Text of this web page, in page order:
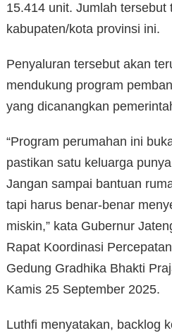
15.414 unit. Jumlah tersebut
kabupaten/kota provinsi ini.
Penyaluran tersebut akan
mendukung program
yang dicanangkan
“Program perumahan ini
pastikan satu keluarga
Jangan sampai bantuan
tapi harus benar-benar
miskin,” kata Gubernur
Rapat Koordinasi
Gedung Gradhika Bhakti
Kamis 25 September 2025.
Luthfi menyatakan, backlog